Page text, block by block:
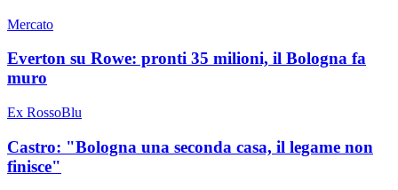
Mercato
Everton su Rowe: pronti 35 milioni, il Bologna fa
muro
Ex RossoBlu
Castro: "Bologna una seconda casa, il legame non
finisce"